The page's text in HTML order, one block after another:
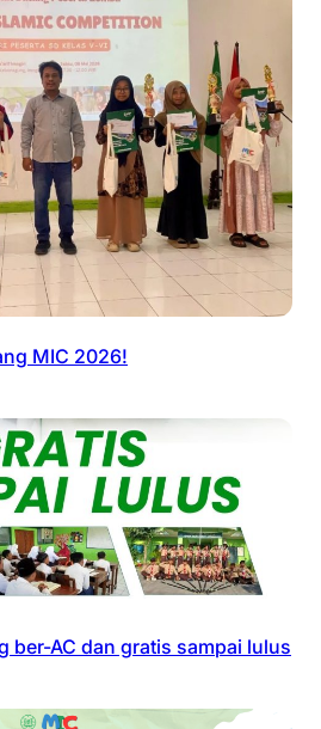
MIC 2026!
ber-AC dan gratis sampai lulus